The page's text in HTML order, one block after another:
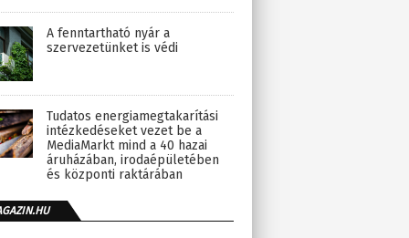
A fenntartható nyár a
szervezetünket is védi
Tudatos energiamegtakarítási
intézkedéseket vezet be a
MediaMarkt mind a 40 hazai
áruházában, irodaépületében
és központi raktárában